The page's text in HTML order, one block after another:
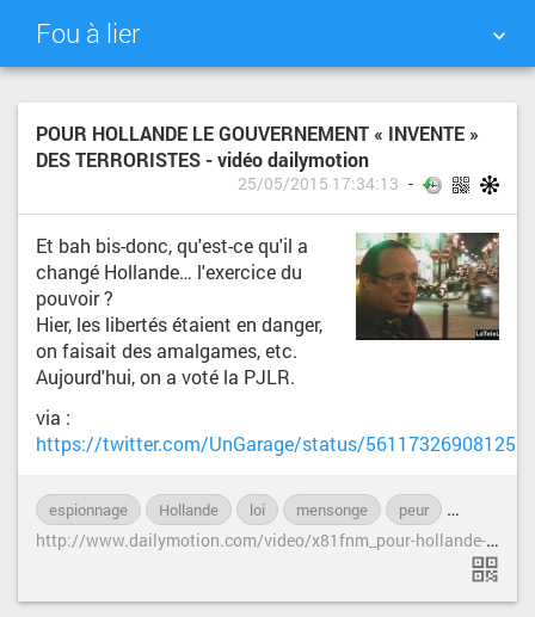
Fou à lier
NUAGE DE TAGS MUR D'IMAGES
RECHERCHER
POUR HOLLANDE LE GOUVERNEMENT « INVENTE »
DES TERRORISTES - vidéo dailymotion
25/05/2015 17:34:13
Et bah bis-donc, qu'est-ce qu'il a
changé Hollande… l'exercice du
pouvoir ?
Hier, les libertés étaient en danger,
on faisait des amalgames, etc.
Aujourd'hui, on a voté la PJLR.
via :
https://twitter.com/UnGarage/status/
espionnage Hollande loi mensonge peur
h
ttp://www.dailymotion.com/video/x81fnm_pour-hollande-le-gouvernement-inven_news